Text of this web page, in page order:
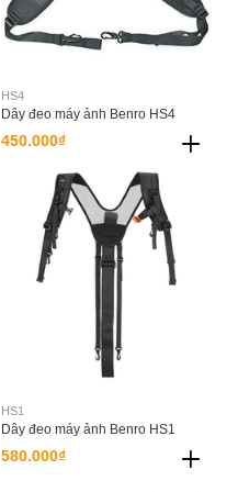
HS4
Dây đeo máy ảnh Benro HS4
450.000₫
HS1
Dây đeo máy ảnh Benro HS1
580.000₫